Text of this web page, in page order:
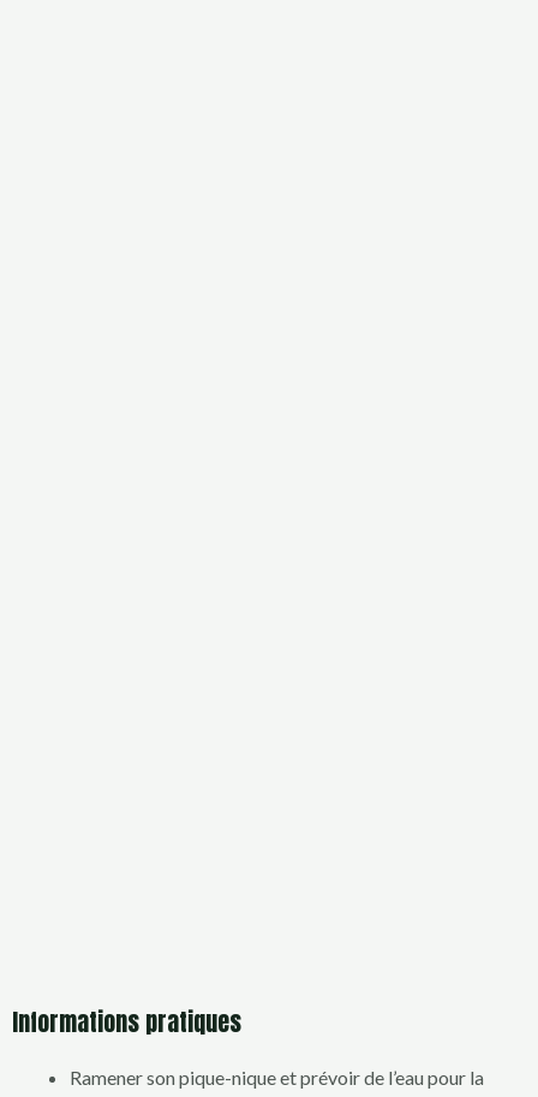
Informations pratiques
Ramener son pique-nique et prévoir de l’eau pour la